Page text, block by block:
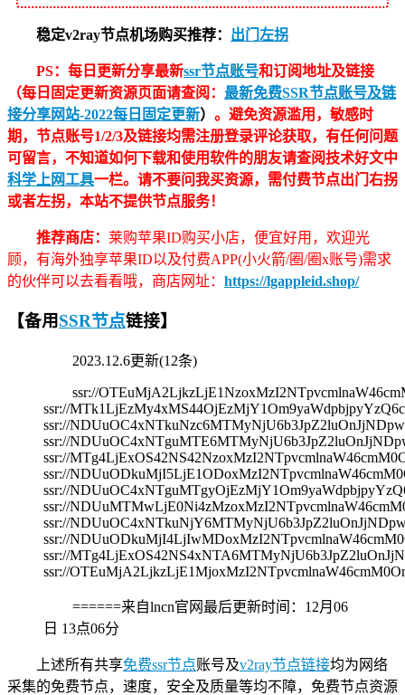
稳定v2ray节点机场购买推荐： 出门左拐
PS：每日更新分享最新ssr节点账号和订阅地址及链接
（每日固定更新资源页面请查阅： 最新免费SSR节点账号及链
接分享网站-2022每日固定更新） 。避免资源滥用，敏感时
期，节点账号1/2/3及链接均需注册登录评论获取，有任何问题
可留言，不知道如何下载和使用软件的朋友请查阅技术好文中
科学上网工具一栏。请不要问我买资源，需付费节点出门右拐
或者左拐，本站不提供节点服务！
推荐商店： 莱购苹果ID购买小店，便宜好用，欢迎光
顾，有海外独享苹果ID以及付费APP(小火箭/圈/圈x账号)需求
的伙伴可以去看看哦，商店网址： https://lgappleid.shop/
【备用SSR节点链接】
2023.12.6更新(12条)
ssr://
ssr://
ssr://
ssr://
ssr://
ssr://
ssr://
ssr://
ssr://
ssr://
ssr://
ssr://
======来自lncn官网最后更新时间： 12月06
日 13点06分
上述所有共享免费ssr节点账号及v2ray节点链接均为网络
采集的免费节点，速度，安全及质量等均不障，免费节点资源